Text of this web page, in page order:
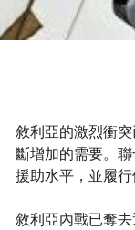
敘利亞的激烈衝
斷增加的需要。
援助水平，並履
敘利亞內戰已奪